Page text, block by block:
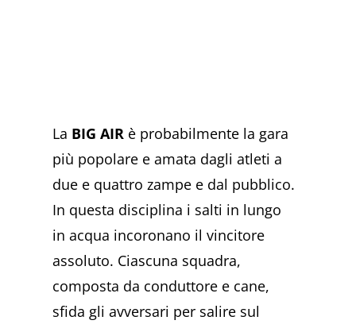
La BIG AIR è probabilmente la gara
più popolare e amata dagli atleti a
due e quattro zampe e dal pubblico.
In questa disciplina i salti in lungo
in acqua incoronano il vincitore
assoluto. Ciascuna squadra,
composta da conduttore e cane,
sfida gli avversari per salire sul